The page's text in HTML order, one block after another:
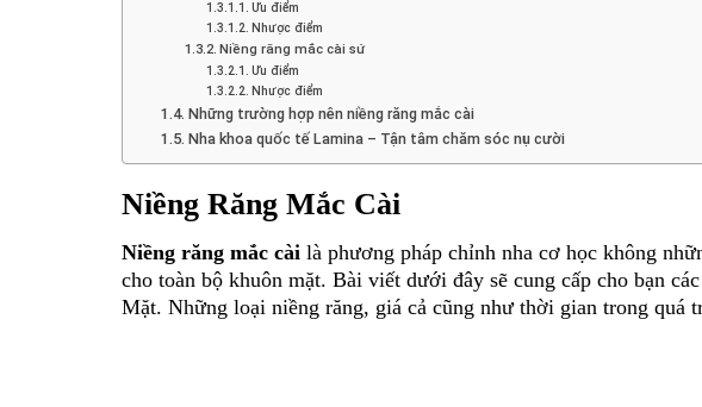
Ưu điểm
Nhược điểm
Niềng răng mắc cài sứ
Ưu điểm
Nhược điểm
Những trường hợp nên niềng răng mắc cài
Nha khoa quốc tế Lamina – Tận tâm chăm sóc nụ cười
Niềng Răng Mắc Cài
Niềng răng mắc cài là phương pháp chỉnh nha cơ học không
cho toàn bộ khuôn mặt. Bài viết dưới đây sẽ cung cấp cho bạn
Mặt. Những loại niềng răng, giá cả cũng như thời gian trong quá